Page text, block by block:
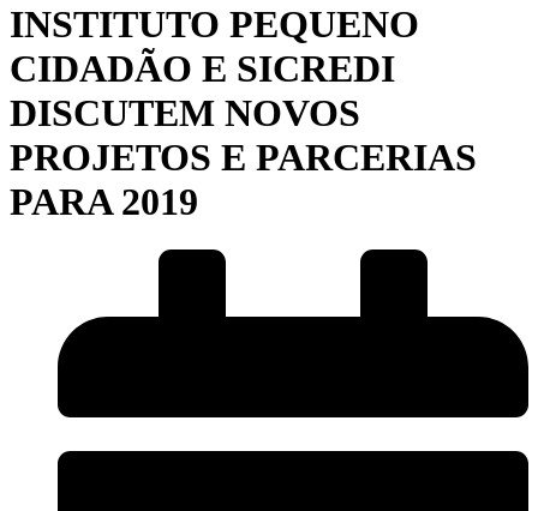
INSTITUTO PEQUENO
CIDADÃO E SICREDI
DISCUTEM NOVOS
PROJETOS E PARCERIAS
PARA 2019